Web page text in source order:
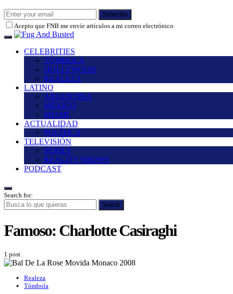
Subscribe
Acepto que FNB me envíe artículos a mi correo electrónico
CELEBRITIES
TÓMBOLA
HOLLYWOOD
REALEZA
LATINO
ARGENTINA
MÉXICO
MIAMI
ACTUALIDAD
POLÍTICA
TELEVISIÓN
SERIES
REALITY SHOWS
PODCAST
Search for:
Search
Famoso: Charlotte Casiraghi
1 post
Realeza
Tómbola